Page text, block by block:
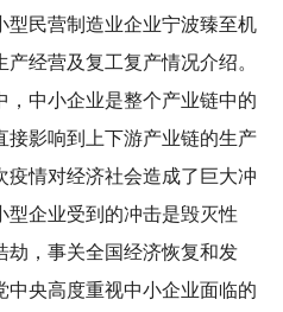
民营制造业企业宁波臻至机
经营及复工复产情况介绍。
中小企业是整个产业链中的
影响到上下游产业链的生产
情对经济社会造成了巨大冲
企业受到的冲击是毁灭性
劫，事关全国经济恢复和发
央高度重视中小企业面临的